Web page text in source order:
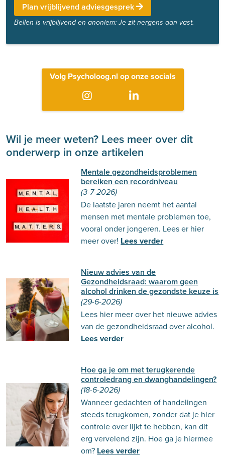
Plan vrijblijvend adviesgesprek
Bellen is vrijblijvend en anoniem: Je zit nergens aan vast.
Volg Psycholoog.nl op onze socials
Wil je meer weten? Lees meer over dit
onderwerp in onze artikelen
Mentale gezondheidsproblemen
bereiken een recordniveau
(3-7-2026)
De laatste jaren neemt het aantal
mensen met mentale problemen toe,
vooral onder jongeren. Lees er hier
meer over! Lees verder
Nieuw advies van de
Gezondheidsraad: waarom geen
alcohol drinken de gezondste keuze is
(29-6-2026)
Lees hier meer over het nieuwe advies
van de gezondheidsraad over alcohol.
Lees verder
Hoe ga je om met terugkerende
controledrang en dwanghandelingen?
(18-6-2026)
Wanneer gedachten of handelingen
steeds terugkomen, zonder dat je hier
controle over lijkt te hebben, kan dit
erg vervelend zijn. Hoe ga je hiermee
om? Lees verder